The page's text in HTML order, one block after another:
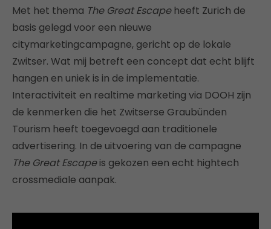
Met het thema The Great Escapeheeft Zurich de
basis gelegd voor een nieuwe
citymarketingcampagne, gericht op de lokale
Zwitser. Wat mij betreft een concept dat echt blijft
hangen en uniek is in de implementatie.
Interactiviteit en realtime marketing via DOOH zijn
de kenmerken die het Zwitserse Graubünden
Tourism heeft toegevoegd aan traditionele
advertisering. In de uitvoering van de campagne
The Great Escapeis gekozen een echt hightech
crossmediale aanpak.